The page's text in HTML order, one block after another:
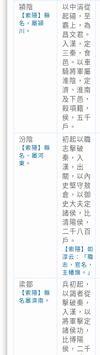
潁陰
【索隱】縣
名，屬潁
川。
以中涓從
起碭，至
霸上，為
昌文君。
入漢，定
三秦，食
邑。以車
騎將軍屬
淮陰，定
濟、淮南
及下邑，
殺項籍，
侯，五千
戶。
汾陰
【索隱】縣
名，屬河
東。
初起以職
志擊破
秦，入
漢，出
關，以內
史堅守敖
倉，以御
史大夫定
諸侯，比
清陽侯，
二千八百
戶。
【索隱】如
淳云：「職
志，官名，
主幡旗。」
梁鄒
【索隱】縣
名屬濟南。
兵初起，
以謁者從
擊破秦，
入漢，以
將軍擊定
諸侯功，
比博陽
侯，二千